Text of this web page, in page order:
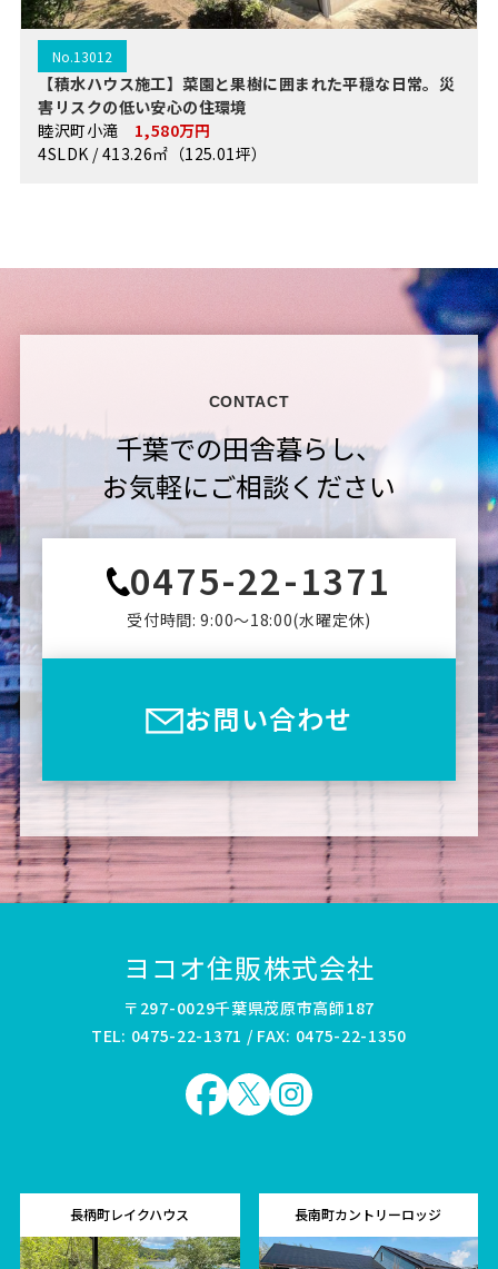
No.13012
【積水ハウス施工】菜園と果樹に囲まれた平穏な日常。災
害リスクの低い安心の住環境
睦沢町小滝 1,580万円
4SLDK / 413.26㎡（125.01坪）
CONTACT
千葉での田舎暮らし、
お気軽にご相談ください
0475-22-1371
受付時間: 9:00〜18:00(⽔曜定休)
お問い合わせ
ヨコオ住販株式会社
〒297-0029千葉県茂原市高師187
TEL: 0475-22-1371 / FAX: 0475-22-1350
長柄町レイクハウス 長南町カントリーロッジ